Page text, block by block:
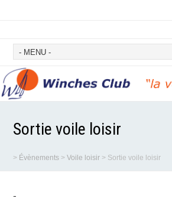
Sortie voile loisir
> Évènements >Voile loisir > Sortie voile loisir
-